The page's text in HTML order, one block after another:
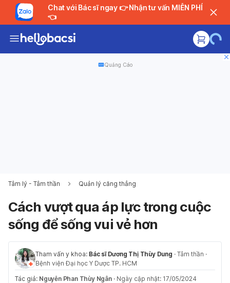
Chat với Bác sĩ ngay 👉 Nhận tư vấn MIỄN PHÍ
👈
Quảng Cáo
Tâm lý - Tâm thần Quản lý căng thẳng
Cách vượt qua áp lực trong cuộc
sống để sống vui vẻ hơn
Tham vấn y khoa: Bác sĩ Dương Thị Thùy Dung · Tâm thần ·
Bệnh viện Đại học Y Dược TP. HCM
Tác giả: Nguyễn Phan Thùy Ngân · Ngày cập nhật: 17/05/2024